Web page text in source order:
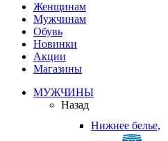
Женщинам
Мужчинам
Обувь
Новинки
Акции
Магазины
МУЖЧИНЫ
Назад
Нижнее белье,